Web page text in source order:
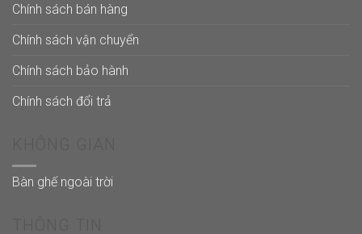
Chính sách bán hàng
Chính sách vận chuyển
Chính sách bảo hành
Chính sách đổi trả
Bàn ghế ngoài trời